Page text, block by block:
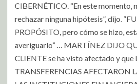
CIBERNÉTICO. “En este momento,
rechazar ninguna hipótesis”, dijo.
PROPÓSITO, pero cómo se hizo,
averiguarlo” … MARTÍNEZ DIJO
CLIENTE se ha visto afectado y que
TRANSFERENCIAS AFECTARON